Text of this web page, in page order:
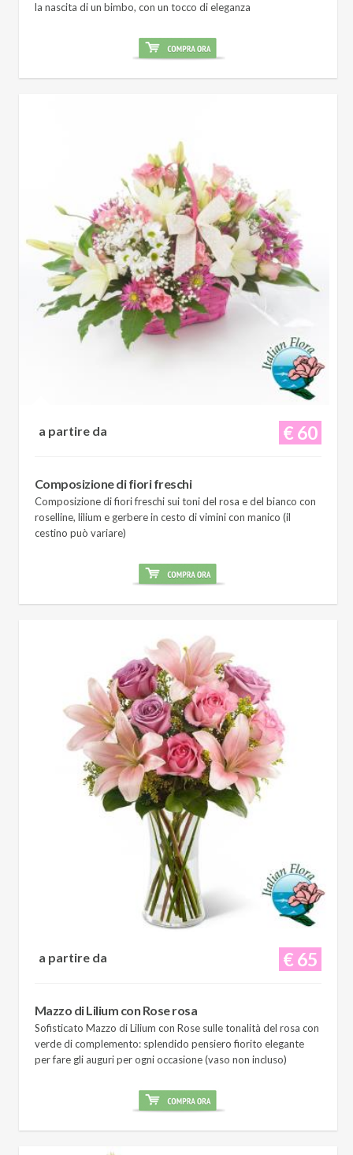
la nascita di un bimbo, con un tocco di eleganza
€ 60
a partire da
Composizione di fiori freschi
Composizione di fiori freschi sui toni del rosa e del bianco con
roselline, lilium e gerbere in cesto di vimini con manico (il
cestino può variare)
€ 65
a partire da
Mazzo di Lilium con Rose rosa
Sofisticato Mazzo di Lilium con Rose sulle tonalità del rosa con
verde di complemento: splendido pensiero fiorito elegante
per fare gli auguri per ogni occasione (vaso non incluso)